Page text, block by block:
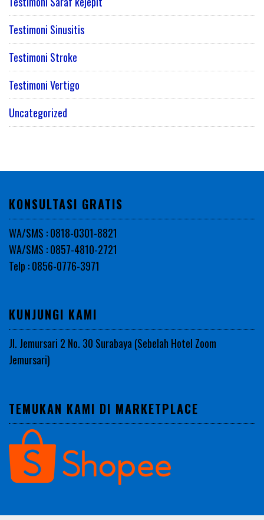
Testimoni Sinusitis
Testimoni Stroke
Testimoni Vertigo
Uncategorized
KONSULTASI GRATIS
WA/SMS : 0818-0301-8821
WA/SMS : 0857-4810-2721
Telp : 0856-0776-3971
KUNJUNGI KAMI
Jl. Jemursari 2 No. 30 Surabaya (Sebelah Hotel Zoom
Jemursari)
TEMUKAN KAMI DI MARKETPLACE